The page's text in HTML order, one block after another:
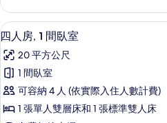
Mixed
Dormitory
Room)
的
所
有
相
宿
舍
(Bed
2-
Bed
Mixed
Dormitory
Room)
的
顯
示
四
人
房,
1
4
四人房, 1 間臥室
20 平方公尺
1 間臥室
可容納 4 人 (依實際入住人數計費)
1 張單人雙層床和 1 張標準雙人床